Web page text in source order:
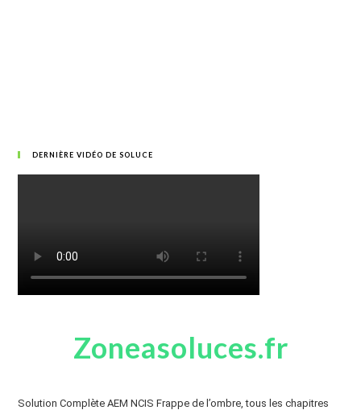
DERNIÈRE VIDÉO DE SOLUCE
Zoneasoluces.fr
Solution Complète AEM NCIS Frappe de l’ombre, tous les chapitres